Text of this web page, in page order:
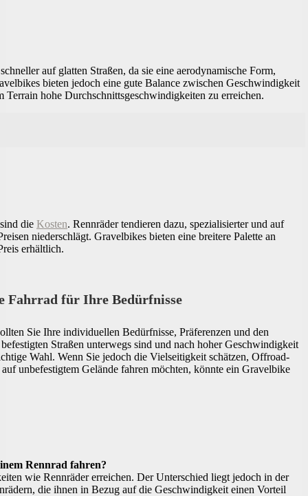
auf glatten Straßen, da sie eine aerodynamische Form,
bieten jedoch eine gute Balance zwischen Geschwindigkeit
hohe Durchschnittsgeschwindigkeiten zu erreichen.
die Kosten. Rennräder tendieren dazu, spezialisierter und auf
niederschlägt. Gravelbikes bieten eine breitere Palette an
erhältlich.
Fahrrad für Ihre Bedürfnisse
Sie Ihre individuellen Bedürfnisse, Präferenzen und den
Straßen unterwegs sind und nach hoher Geschwindigkeit
Wahl. Wenn Sie jedoch die Vielseitigkeit schätzen, Offroad-
unbefestigtem Gelände fahren möchten, könnte ein Gravelbike
Rennrad fahren?
wie Rennräder erreichen. Der Unterschied liegt jedoch in der
die ihnen in Bezug auf die Geschwindigkeit einen Vorteil